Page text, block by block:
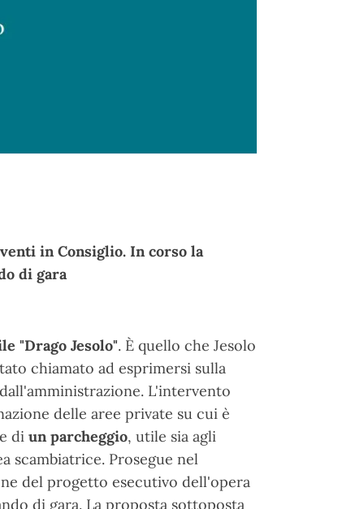
in Consiglio. In corso la
di gara
"Drago Jesolo". È quello che Jesolo
chiamato ad esprimersi sulla
L'intervento
delle aree private su cui è
di un parcheggio, utile sia agli
scambiatrice. Prosegue nel
del progetto esecutivo dell'opera
di gara. La proposta sottoposta